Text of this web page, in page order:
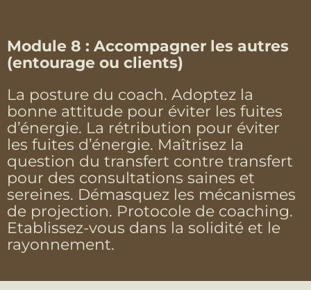
Module 8 : Accompagner les autres
(entourage ou clients)
La posture du coach. Adoptez la
bonne attitude pour éviter les fuites
d’énergie. La rétribution pour éviter
les fuites d’énergie. Maîtrisez la
question du transfert contre transfert
pour des consultations saines et
sereines. Démasquez les mécanismes
de projection. Protocole de coaching.
Etablissez-vous dans la solidité et le
rayonnement.